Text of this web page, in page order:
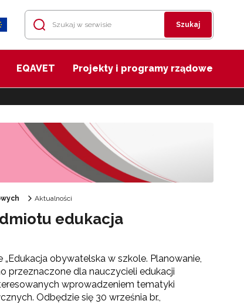
Szukaj
EQAVET Projekty i programy rządowe
Aktualności
edukacja
obywatelska w szkole. Planowanie,
przeznaczone dla nauczycieli edukacji
wprowadzeniem tematyki
Odbędzie się 30 września br.,